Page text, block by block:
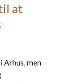
at
Arhus, men